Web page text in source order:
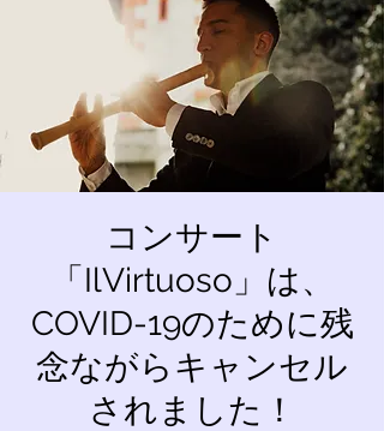
コンサート
「IlVirtuoso」は、
COVID-19のために残
念ながらキャンセル
されました！